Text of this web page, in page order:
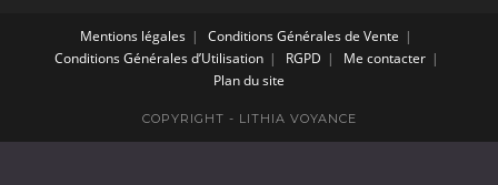
Mentions légales
Conditions Générales de Vente
Conditions Générales d’Utilisation
RGPD
Me contacter
Plan du site
COPYRIGHT - LITHIA VOYANCE